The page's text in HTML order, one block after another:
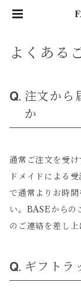
よくある
注文から
か
通常ご注文を受
ドメイドによる
で通常よりお時
い。BASEからの
のご連絡を差し上
ギフトラ